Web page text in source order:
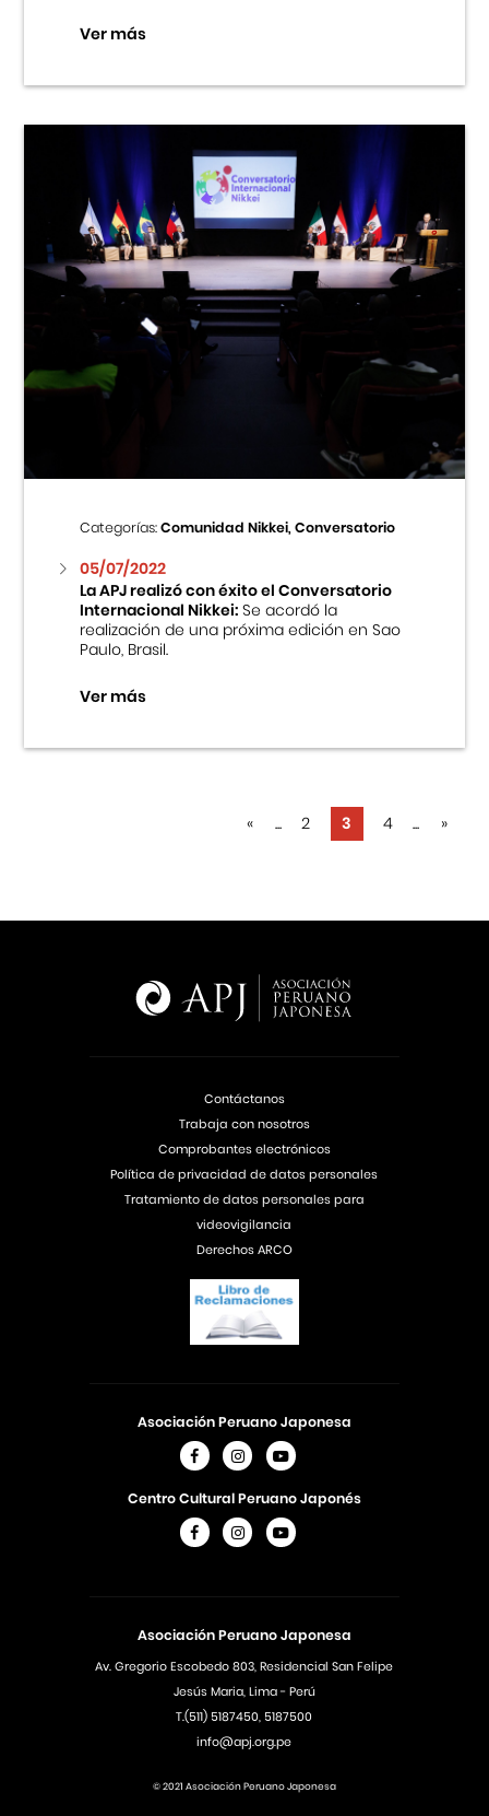
Ver más
Categorías:Comunidad Nikkei, Conversatorio
05/07/2022
La APJ realizó con éxito el Conversatorio
Internacional Nikkei:Se acordó la
realización de una próxima edición en Sao
Paulo, Brasil.
Ver más
« ... 2 3 4 ... »
Asociación Peruano Japonesa
Av. Gregorio Escobedo 803, Residencial San Felipe
Jesús Maria, Lima - Perú
T.(511) 5187450, 5187500
info@apj.org.pe
Asociación Peruano Japonesa
Centro Cultural Peruano Japonés
Contáctanos
Trabaja con nosotros
Comprobantes electrónicos
Política de privacidad de datos personales
Tratamiento de datos personales para
videovigilancia
Derechos ARCO
© 2021 Asociación Peruano Japonesa